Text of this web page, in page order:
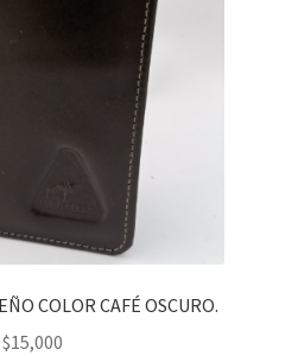
COLOR CAFÉ OSCURO.
$15,000